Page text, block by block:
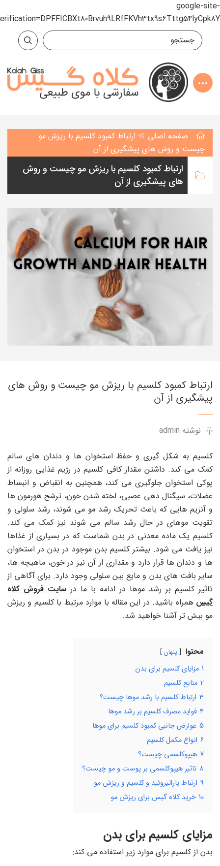
google-site-
صفحه اصلی
ارتباط کمبود کلسیم با ریزش مو
چیست و روش های پیشگیری از آن
ارتباط کمبود کلسیم با ریزش مو چیست و روش
های پیشگیری از آن
ارتباط کمبود کلسیم با ریزش مو چیست و روش های
پیشگیری از آن
نوشته admin
کلسیم به شکل گیری و حفظ استخوان ها و دندان های سالم
کمک می کند. داشتن مقدار کافی کلسیم در رژیم غذایی روزانه از
پوکی استخوان جلوگیری می کند، همچنین به انقباض و انبساط
عضلات، سیگنال دهی عصبی، لخته شدن خون، ترشح هورمون ها
و آنزیم هایی که باعث تحریک رشد مو می شوند، رشد سلولی و
تقویت موهای در حال رشد سالم می شوند نیز کمک می کند.
کلسیم یک ماده معدنی در بدن شماست که در بسیاری از غذاها
نیز یافت می شود. بیشتر کلسیم بدن موجود در بدن در استخوان
ها و دندان ها قرار دارد و مقداری از آن نیز در خون، ماهیچه‌ ها،
سایر بافت ‌های بدن و مایع بین سلولی وجود دارد. برای آگاهی از
تاثیر کلسیم بر رشد موها در ادامه با ما در سایت فروش کلاه
گیس همراه باشید. در این مقاله با موارد مرتبط با کلسیم و ریزش
مو بیش تر آشنا خواهید شد.
محتوا پنهان
1 مزایای کلسیم برای بدن
2 منابع کلسیم
3 ارتباط کلسیم با رشد موها چیست؟
4 فواید مصرف کلسیم بر رشد موها
5 عوارض جانبی کمبود کلسیم برای موها
6 انواع مکمل کلسیم
7 هیپوکلسمی چیست؟
8 تاثیر هیپوکلسمی بر پوست و مو چیست؟
9 ارتباط پاراتیروئید و کلسیم و ریزش مو
10 خرید کلاه گیس برای ریزش مو
مزایای کلسیم برای بدن
بدن از کلسیم برای موارد زیر استفاده می کند: